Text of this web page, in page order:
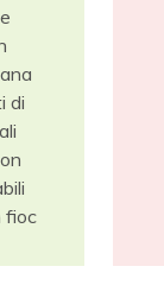
di
fioc